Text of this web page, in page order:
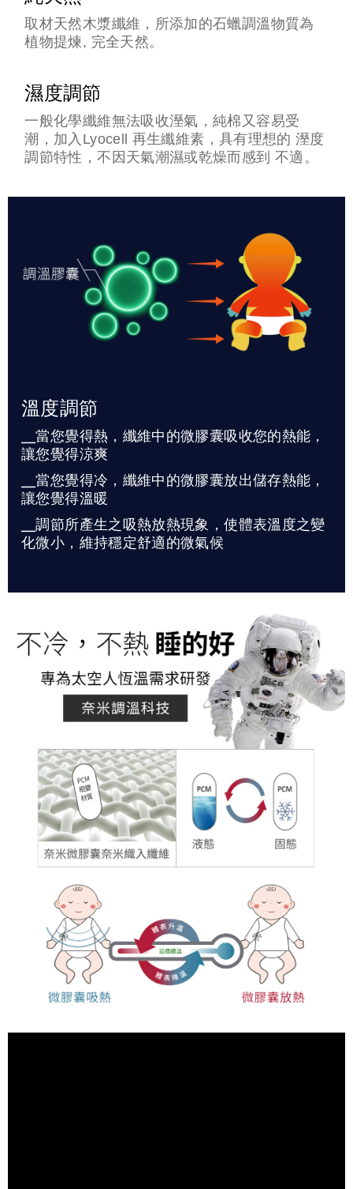
取材天然木漿纖維，所添加的石蠟調溫物質為
植物提煉, 完全天然。
濕度調節
一般化學纖維無法吸收溼氣，純棉又容易受
潮，加入Lyocell 再生纖維素，具有理想的 溼度
調節特性，不因天氣潮濕或乾燥而感到 不適。
溫度調節
╴當您覺得熱，纖維中的微膠囊吸收您的熱能，
讓您覺得涼爽
╴當您覺得冷，纖維中的微膠囊放出儲存熱能，
讓您覺得溫暖
╴調節所產生之吸熱放熱現象，使體表溫度之變
化微小，維持穩定舒適的微氣候